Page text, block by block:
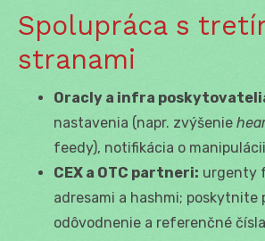
Spolupráca s
stranami
Oracly a infra
nastavenia (napr. zvýšenie
feedy), notifikácia o
CEX a OTC partneri: urgenty
adresami a hashmi; poskytnite
odôvodnenie a referenčné